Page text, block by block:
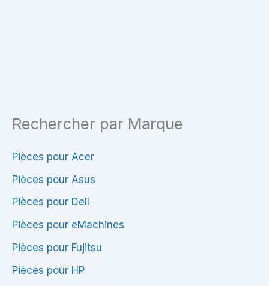
Rechercher par Marque
Pièces pour Acer
Pièces pour Asus
Pièces pour Dell
Pièces pour eMachines
Pièces pour Fujitsu
Pièces pour HP